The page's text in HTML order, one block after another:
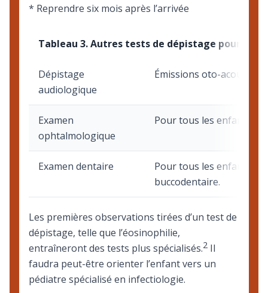
* Reprendre six mois après l’arrivée
Tableau 3. Autres tests de dépistage pour
Dépistage
audiologique
Émissions oto-
Examen
ophtalmologique
Pour tous les enfants,
Examen dentaire
Pour tous les enfants
buccodentaire.
Les premières observations tirées d’un test de
dépistage, telle que l’éosinophilie,
entraîneront des tests plus spécialisés.2 Il
faudra peut-être orienter l’enfant vers un
pédiatre spécialisé en infectiologie.